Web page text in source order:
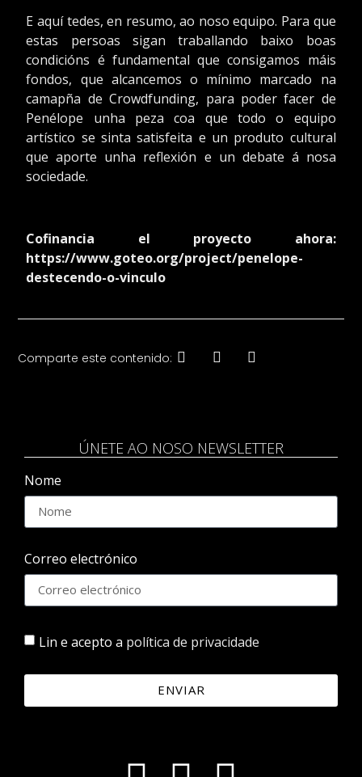
E aquí tedes, en resumo, ao noso equipo. Para que
estas persoas sigan traballando baixo boas
condicións é fundamental que consigamos máis
fondos, que alcancemos o mínimo marcado na
camapña de Crowdfunding, para poder facer de
Penélope unha peza coa que todo o equipo
artístico se sinta satisfeita e un produto cultural
que aporte unha reflexión e un debate á nosa
sociedade.
Cofinancia el proyecto ahora:
https://www.goteo.org/project/penelope-
destecendo-o-vinculo
Comparte este contenido:
ÚNETE AO NOSO NEWSLETTER
Nome
Correo electrónico
Lin e acepto a política de privacidade
ENVIAR